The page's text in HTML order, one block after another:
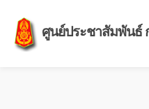
ศูนย์ประชาสัมพันธ์